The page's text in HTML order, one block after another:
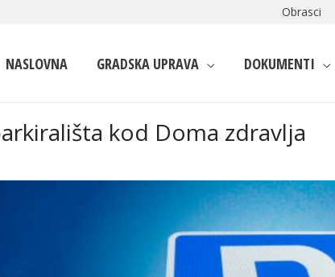
Obrasci
NASLOVNA GRADSKA UPRAVA DOKUMENTI
kod Doma zdravlja